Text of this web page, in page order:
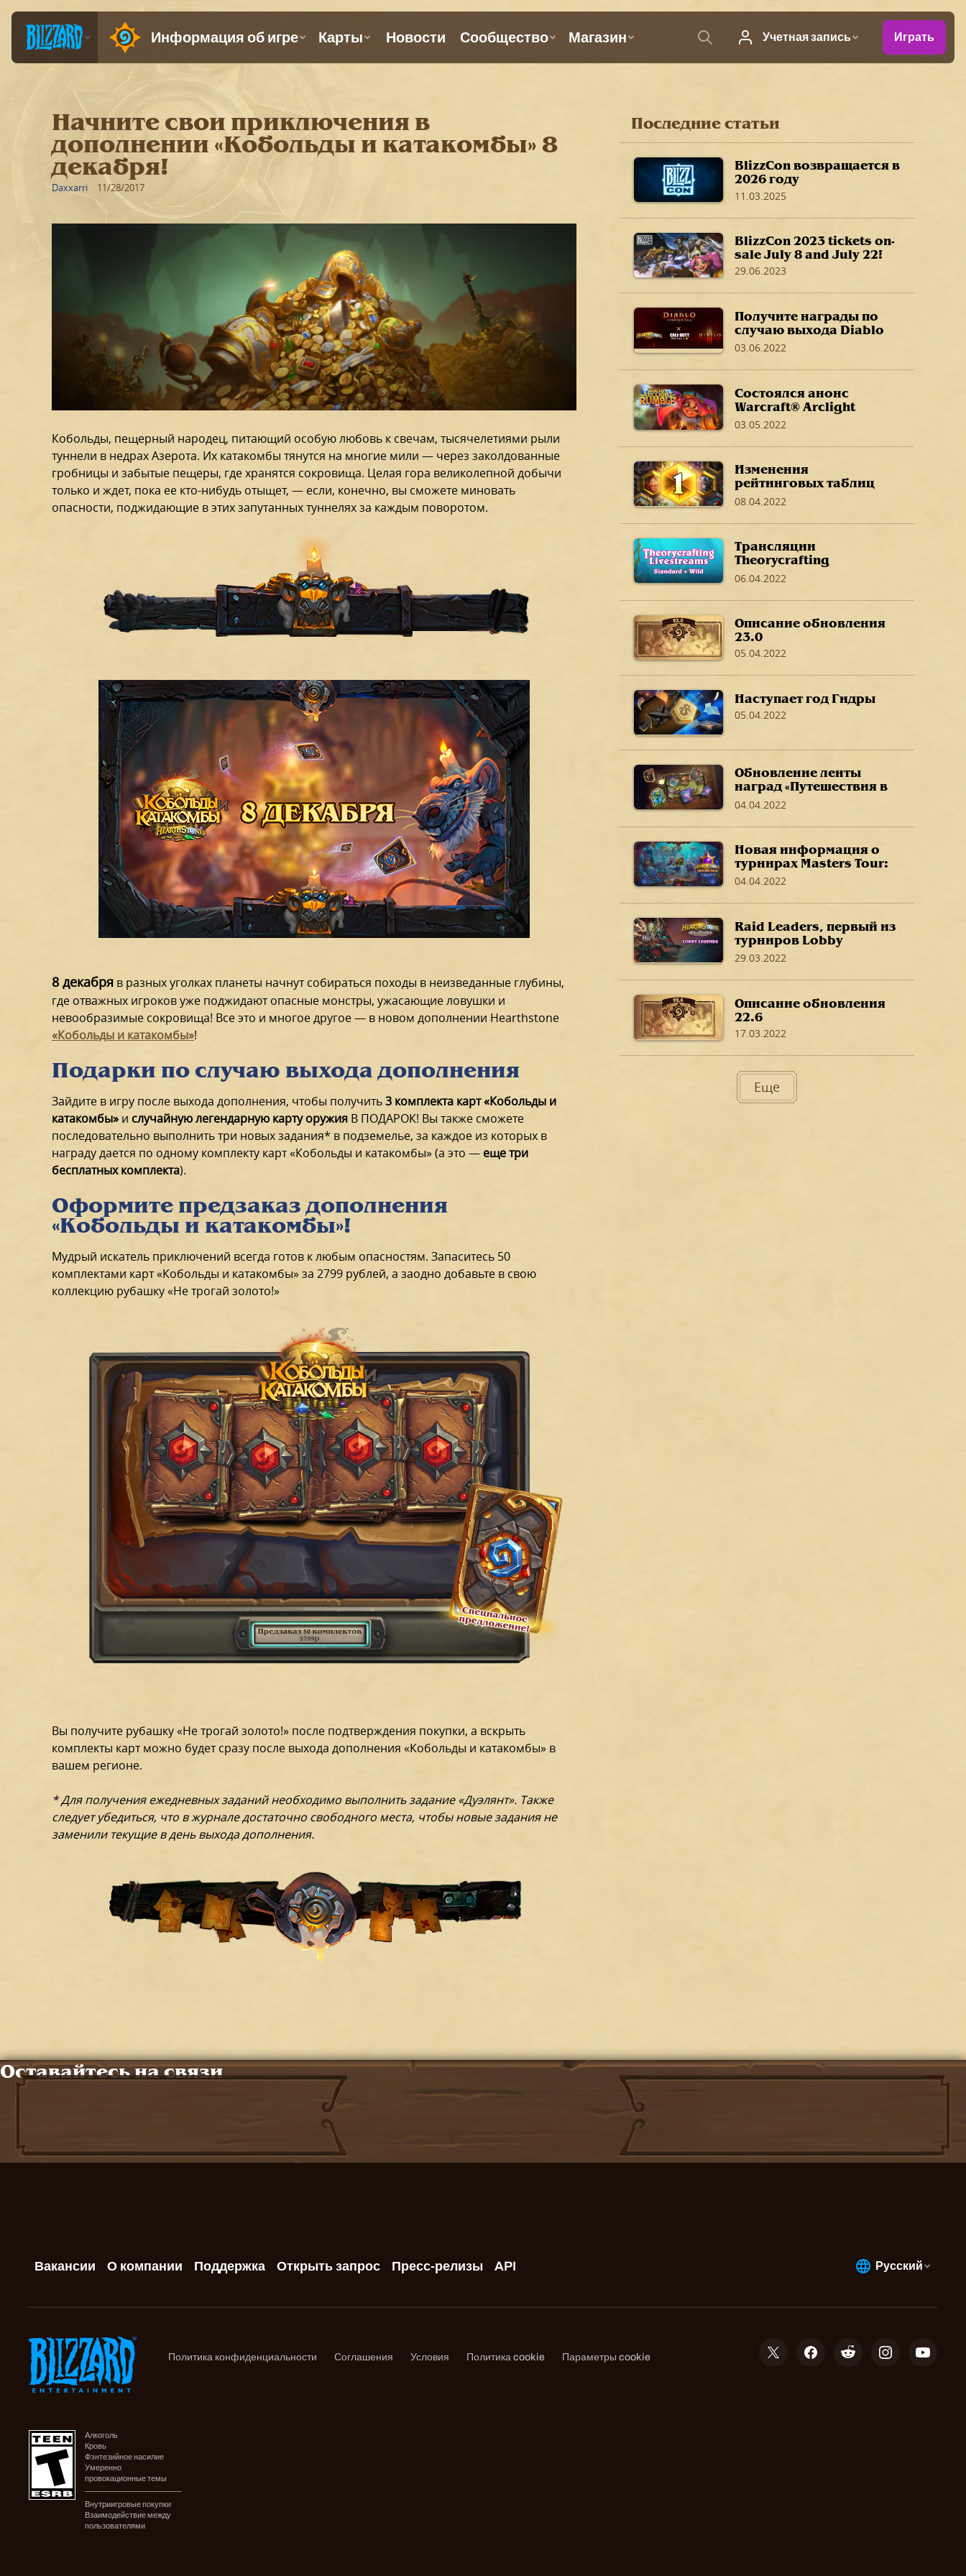
Начните свои приключения в
дополнении «Кобольды и катакомбы» 8
декабря!
Daxxarri 11/28/2017
Кобольды, пещерный народец, питающий особую любовь к свечам, тысячелетиями рыли
туннели в недрах Азерота. Их катакомбы тянутся на многие мили — через заколдованные
гробницы и забытые пещеры, где хранятся сокровища. Целая гора великолепной добычи
только и ждет, пока ее кто-нибудь отыщет, — если, конечно, вы сможете миновать
опасности, поджидающие в этих запутанных туннелях за каждым поворотом.
8 декабря в разных уголках планеты начнут собираться походы в неизведанные глубины,
где отважных игроков уже поджидают опасные монстры, ужасающие ловушки и
невообразимые сокровища! Все это и многое другое — в новом дополнении Hearthstone
«Кобольды и катакомбы»!
Подарки по случаю выхода дополнения
Зайдите в игру после выхода дополнения, чтобы получить3 комплекта карт «Кобольды и
катакомбы» и случайную легендарную карту оружия В ПОДАРОК! Вы также сможете
последовательно выполнить три новых задания* в подземелье, за каждое из которых в
награду дается по одному комплекту карт «Кобольды и катакомбы» (а это — еще три
бесплатных комплекта).
Оформите предзаказ дополнения
«Кобольды и катакомбы»!
Мудрый искатель приключений всегда готов к любым опасностям. Запаситесь 50
комплектами карт «Кобольды и катакомбы» за 2799 рублей, а заодно добавьте в свою
коллекцию рубашку «Не трогай золото!»
Вы получите рубашку «Не трогай золото!» после подтверждения покупки, а вскрыть
комплекты карт можно будет сразу после выхода дополнения «Кобольды и катакомбы» в
вашем регионе.
* Для получения ежедневных заданий необходимо выполнить задание «Дуэлянт». Также
следует убедиться, что в журнале достаточно свободного места, чтобы новые задания не
заменили текущие в день выхода дополнения.
Последние статьи
BlizzCon возвращается в
2026 году
11.03.2025
BlizzCon 2023 tickets on-
sale July 8 and July 22!
29.06.2023
Получите награды по
случаю выхода Diablo
Immortal в своих
03.06.2022
Состоялся анонс
Warcraft® Arclight
Rumble™!
03.05.2022
Изменения
рейтинговых таблиц
Арены: январь–март
08.04.2022
Трансляции
Theorycrafting
Livestreams,
дополнению
«Путешествие в
Затонувший город»
06.04.2022
Описание обновления
23.0
05.04.2022
Наступает год Гидры
05.04.2022
Обновление ленты
наград «Путешествия в
Затонувший город»
04.04.2022
Новая информация о
турнирах Masters Tour:
«Путешествие в
04.04.2022
Raid Leaders, первый из
турниров Lobby
Legends на полях
этих выходных.
29.03.2022
Описание обновления
22.6
17.03.2022
Еще
Оставайтесь на связи